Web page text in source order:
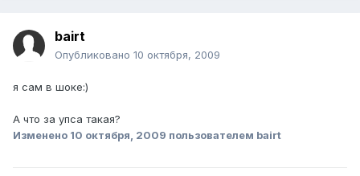
bairt
Опубликовано 10 октября, 2009
я сам в шоке:)
А что за упса такая?
Изменено 10 октября, 2009 пользователем bairt